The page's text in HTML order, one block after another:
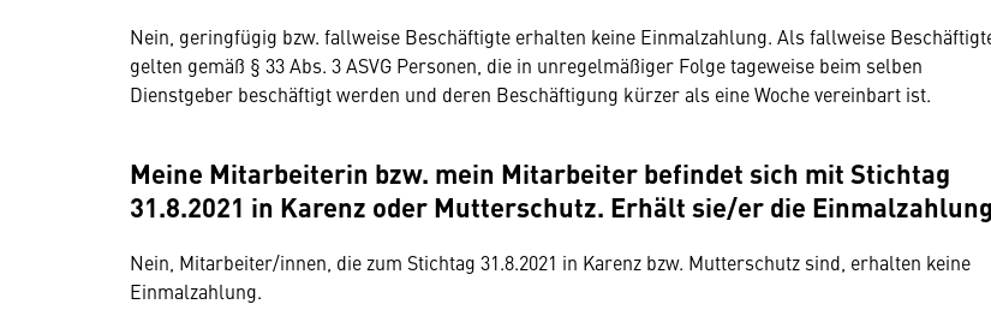
Nein, geringfügig bzw. fallweise Beschäftigte erhalten keine Einmalzahlung. Als fallweise
gelten gemäß § 33 Abs. 3 ASVG Personen, die in unregelmäßiger Folge tageweise beim selben
Dienstgeber beschäftigt werden und deren Beschäftigung kürzer als eine Woche vereinbart ist.
Meine Mitarbeiterin bzw. mein Mitarbeiter befindet sich mit Stichtag
31.8.2021 in Karenz oder Mutterschutz. Erhält sie/er die
Nein, Mitarbeiter/innen, die zum Stichtag 31.8.2021 in Karenz bzw. Mutterschutz sind, erhalten keine
Einmalzahlung.